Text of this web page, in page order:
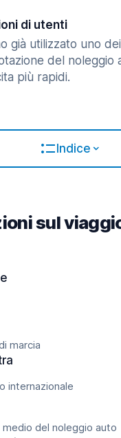
di utenti
già utilizzato uno
del noleggio
più rapidi.
Indice
sul
marcia
internazionale
medio del noleggio auto